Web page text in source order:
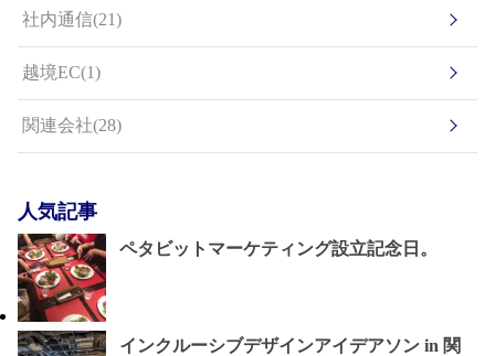
社内通信(21)
越境EC(1)
関連会社(28)
人気記事
ペタビットマーケティング設立記念日。
インクルーシブデザインアイデアソン in 関